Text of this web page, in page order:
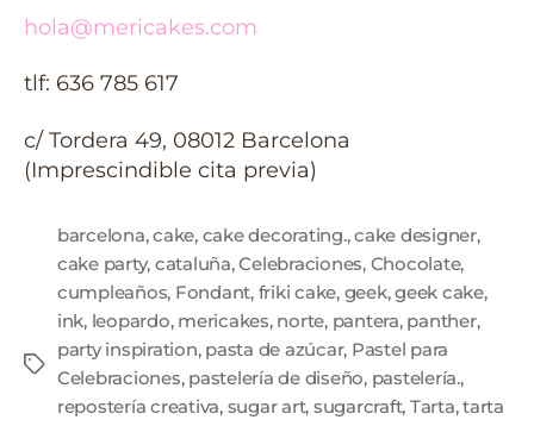
hola@mericakes.com
tlf: 636 785 617
c/ Tordera 49, 08012 Barcelona
(Imprescindible cita previa)
barcelona,cake, cake decorating.,cake designer,
cake party, cataluña,Celebraciones, Chocolate,
cumpleaños, Fondant, friki cake, geek,geek cake,
ink, leopardo, mericakes, norte, pantera, panther,
party inspiration, pasta de azúcar, Pastel para
Celebraciones, pastelería de diseño, pastelería.,
repostería creativa, sugar art, sugarcraft, Tarta,tarta